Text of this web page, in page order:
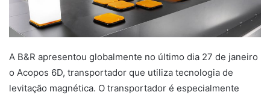
A B&R apresentou globalmente no último dia 27 de janeiro
o Acopos 6D, transportador que utiliza tecnologia de
levitação magnética. O transportador é especialmente